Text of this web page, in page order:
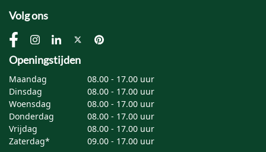
Volg ons
Openingstijden
Maandag
08.00 - 17.00 uur
Dinsdag
08.00 - 17.00 uur
Woensdag
08.00 - 17.00 uur
Donderdag
08.00 - 17.00 uur
Vrijdag
08.00 - 17.00 uur
Zaterdag*
09.00 - 17.00 uur